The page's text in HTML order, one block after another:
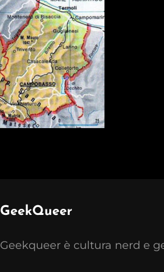
Author:
GeekQueer
Geekqueer è cultura nerd e